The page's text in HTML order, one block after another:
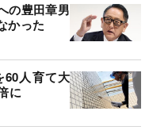
の豊田章男
かった
60人育て大
に